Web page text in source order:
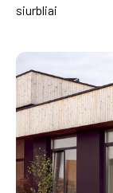
siurbliai